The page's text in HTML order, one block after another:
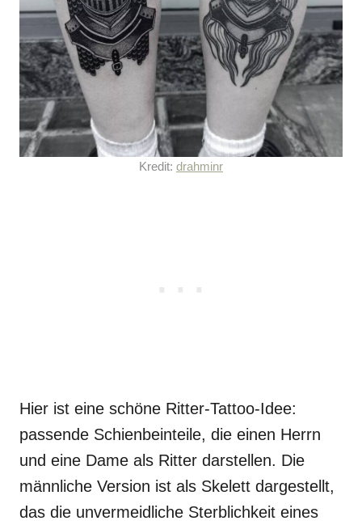
Kredit: drahminr
Hier ist eine schöne Ritter-Tattoo-Idee:
passende Schienbeinteile, die einen Herrn
und eine Dame als Ritter darstellen. Die
männliche Version ist als Skelett dargestellt,
das die unvermeidliche Sterblichkeit eines